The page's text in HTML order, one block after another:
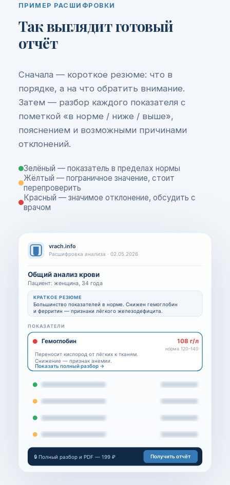
ПРИМЕР РАСШИФРОВКИ
Так выглядит готовый
отчёт
Сначала — короткое резюме: что в
порядке, а на что обратить внимание.
Затем — разбор каждого показателя с
пометкой «в норме / ниже / выше»,
пояснением и возможными причинами
отклонений.
Зелёный — показатель в пределах нормы
Жёлтый — пограничное значение, стоит
перепроверить
Красный — значимое отклонение, обсудить с
врачом
vrach.info
Расшифровка анализа · 02.05.2026
Общий анализ крови
Пациент: женщина, 34 года
КРАТКОЕ РЕЗЮМЕ
Большинство показателей в норме. Снижен гемоглобин
и ферритин — признаки лёгкого железодефицита.
ПОКАЗАТЕЛИ
Гемоглобин 108 г/л
норма 120–140
Переносит кислород от лёгких к тканям.
Снижение — признак анемии.
Показать полный разбор →
🔒 Полный разбор и PDF — 199 ₽ Получить отчёт